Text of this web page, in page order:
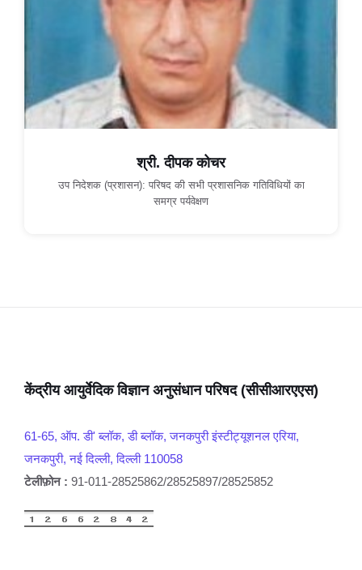
श्री. दीपक कोचर
उप निदेशक (प्रशासन): परिषद की सभी प्रशासनिक गतिविधियों का
समग्र पर्यवेक्षण
केंद्रीय आयुर्वेदिक विज्ञान अनुसंधान परिषद (सीसीआरएएस)
61-65, ऑप. डी' ब्लॉक, डी ब्लॉक, जनकपुरी इंस्टीट्यूशनल एरिया,
जनकपुरी, नई दिल्ली, दिल्ली 110058
टेलीफ़ोन : 91-011-28525862/28525897/28525852